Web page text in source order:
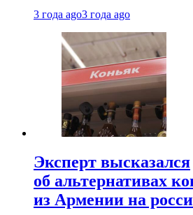
3 года ago3 года ago
Эксперт высказался
об альтернативах
из Армении на